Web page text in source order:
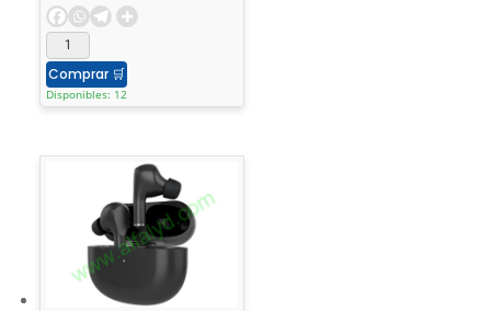
Comprar 🛒
Disponibles: 12